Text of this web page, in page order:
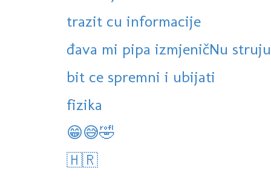
trazit cu informacije
đava mi pipa izmjeničNu struju
bit ce spremni i ubijati
fizika
😁😅🤣
🇭🇷